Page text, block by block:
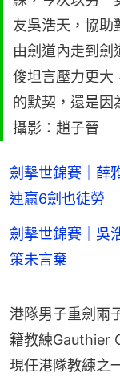
友吳浩天，協助
由劍道內走到劍
俊坦言壓力更大
的默契，還是因
攝影：趙子晉
劍擊世錦賽｜薛
連贏6劍也徒勞
劍擊世錦賽｜吳
策未言棄
港隊男子重劍兩
籍教練Gauthier
現任港隊教練之